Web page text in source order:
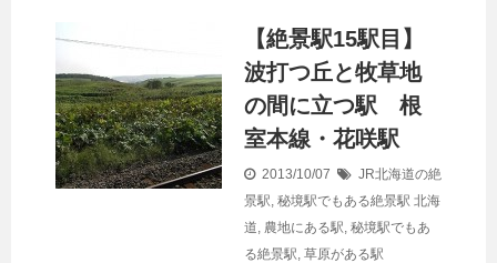
【絶景駅15駅目】
波打つ丘と牧草地
の間に立つ駅 根
室本線・花咲駅
2013/10/07
JR北海道の絶
景駅, 秘境駅でもある絶景駅 北海
道, 農地にある駅, 秘境駅でもあ
る絶景駅, 草原がある駅